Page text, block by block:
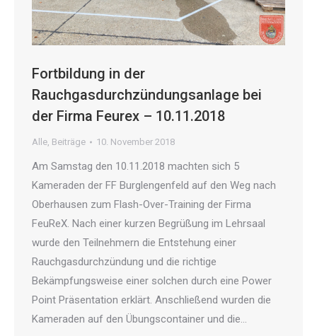
Fortbildung in der
Rauchgasdurchzündungsanlage bei
der Firma Feurex – 10.11.2018
Alle, Beiträge 10. November 2018
Am Samstag den 10.11.2018 machten sich 5
Kameraden der FF Burglengenfeld auf den Weg nach
Oberhausen zum Flash-Over-Training der Firma
FeuReX. Nach einer kurzen Begrüßung im Lehrsaal
wurde den Teilnehmern die Entstehung einer
Rauchgasdurchzündung und die richtige
Bekämpfungsweise einer solchen durch eine Power
Point Präsentation erklärt. Anschließend wurden die
Kameraden auf den Übungscontainer und die…